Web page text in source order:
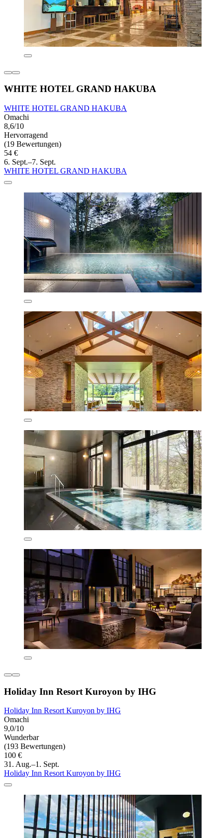
WHITE HOTEL GRAND HAKUBA
WHITE HOTEL GRAND HAKUBA
Omachi
8,6/10
Hervorragend
(19 Bewertungen)
54 €
6. Sept.–7. Sept.
WHITE HOTEL GRAND HAKUBA
Holiday Inn Resort Kuroyon by IHG
Holiday Inn Resort Kuroyon by IHG
Omachi
9,0/10
Wunderbar
(193 Bewertungen)
100 €
31. Aug.–1. Sept.
Holiday Inn Resort Kuroyon by IHG